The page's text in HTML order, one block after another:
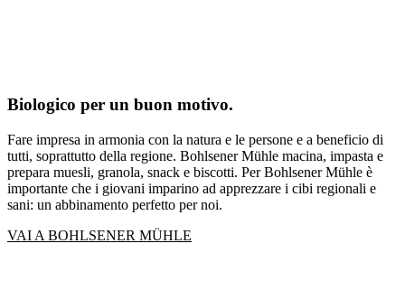
Biologico per un buon motivo.
Fare impresa in armonia con la natura e le persone e a beneficio di
tutti, soprattutto della regione. Bohlsener Mühle macina, impasta e
prepara muesli, granola, snack e biscotti. Per Bohlsener Mühle è
importante che i giovani imparino ad apprezzare i cibi regionali e
sani: un abbinamento perfetto per noi.
VAI A BOHLSENER MÜHLE